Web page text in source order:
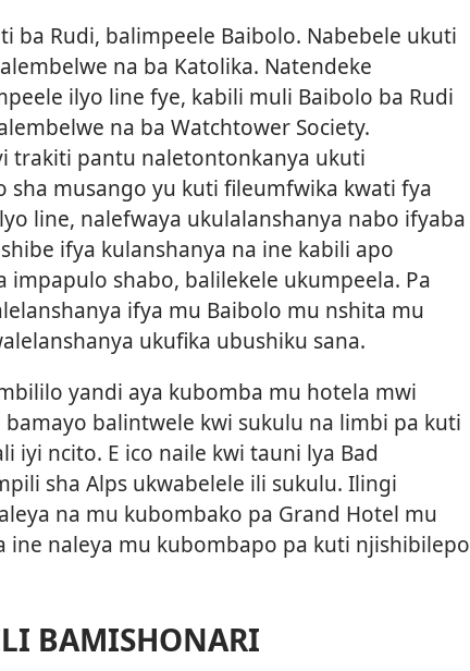
ba Rudi, balimpeele Baibolo. Nabebele ukuti
na ba Katolika. Natendeke
ilyo line fye, kabili muli Baibolo ba Rudi
na ba Watchtower Society.
trakiti pantu naletontonkanya ukuti
sha musango yu kuti fileumfwika kwati fya
line, nalefwaya ukulalanshanya nabo ifyaba
ifya kulanshanya na ine kabili apo
impapulo shabo, balilekele ukumpeela. Pa
ifya mu Baibolo mu nshita mu
ukufika ubushiku sana.
yandi aya kubomba mu hotela mwi
balintwele kwi sukulu na limbi pa kuti
iyi ncito. E ico naile kwi tauni lya Bad
sha Alps ukwabelele ili sukulu. Ilingi
na mu kubombako pa Grand Hotel mu
ine naleya mu kubombapo pa kuti njishibilepo
BAMISHONARI